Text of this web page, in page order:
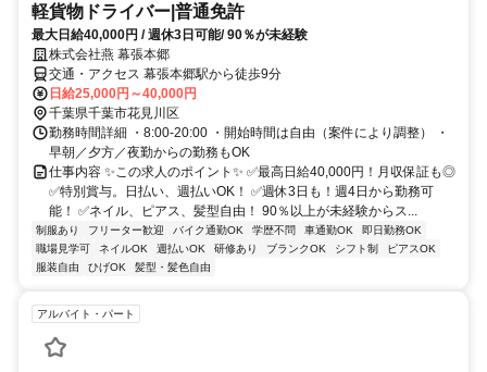
軽貨物ドライバー|普通免許
最大日給40,000円 / 週休3日可能/ 90％が未経験
株式会社燕 幕張本郷
交通・アクセス 幕張本郷駅から徒歩9分
日給25,000円～40,000円
千葉県千葉市花見川区
勤務時間詳細 ・8:00-20:00 ・開始時間は自由（案件により調整） ・
早朝／夕方／夜勤からの勤務もOK
仕事内容 ✨この求人のポイント✨ ✅最高日給40,000円！月収保証も◎
✅特別賞与。日払い、週払いOK！ ✅週休3日も！週4日から勤務可
能！ ✅ネイル、ピアス、髪型自由！ 90％以上が未経験からス...
制服あり フリーター歓迎 バイク通勤OK 学歴不問 車通勤OK
即日勤務OK
職場見学可
ネイルOK 週払いOK 研修あり ブランクOK シフト制
ピアスOK
服装自由
ひげOK 髪型・髪色自由
アルバイト・パート